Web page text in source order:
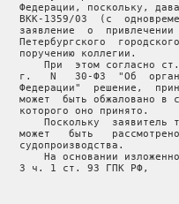
Федерации, поскольку,
ВКК-1359/03  (с
заявление  о
Петербургского
   поручению коллегии.
При  этом согласно
г.   N   30-ФЗ  "Об
Федерации"  решение,
может  быть обжаловано в
   которого оно принято.
Поскольку  заявитель
может   быть
   судопроизводства.
На основании
   3 ч. 1 ст. 93 ГПК РФ,